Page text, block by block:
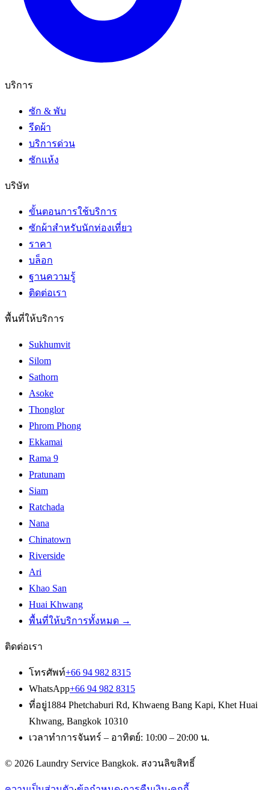
บริการ
ซัก & พับ
รีดผ้า
บริการด่วน
ซักแห้ง
บริษัท
ขั้นตอนการใช้บริการ
ซักผ้าสำหรับนักท่องเที่ยว
ราคา
บล็อก
ฐานความรู้
ติดต่อเรา
พื้นที่ให้บริการ
Sukhumvit
Silom
Sathorn
Asoke
Thonglor
Phrom Phong
Ekkamai
Rama 9
Pratunam
Siam
Ratchada
Nana
Chinatown
Riverside
Ari
Khao San
Huai Khwang
พื้นที่ให้บริการทั้งหมด →
ติดต่อเรา
โทรศัพท์+66 94 982 8315
WhatsApp+66 94 982 8315
ที่อยู่1884 Phetchaburi Rd, Khwaeng Bang Kapi, Khet Huai
Khwang, Bangkok 10310
เวลาทำการจันทร์ – อาทิตย์: 10:00 – 20:00 น.
© 2026 Laundry Service Bangkok. สงวนลิขสิทธิ์